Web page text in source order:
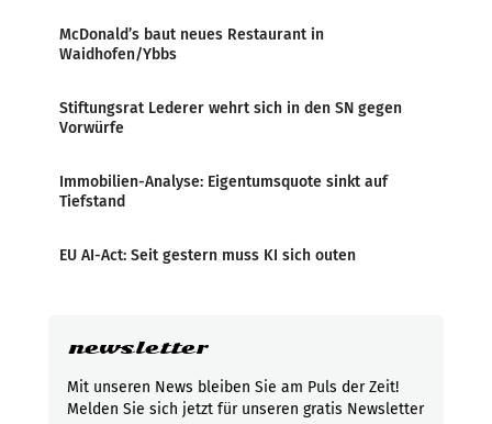
McDonald’s baut neues Restaurant in
Waidhofen/Ybbs
Stiftungsrat Lederer wehrt sich in den SN gegen
Vorwürfe
Immobilien-Analyse: Eigentumsquote sinkt auf
Tiefstand
EU AI-Act: Seit gestern muss KI sich outen
newsletter
Mit unseren News bleiben Sie am Puls der Zeit!
Melden Sie sich jetzt für unseren gratis Newsletter